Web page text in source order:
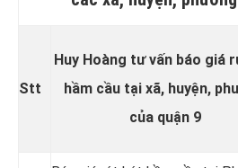
Stt
Huy Hoàng tư vấn báo giá
hầm cầu tại xã, huyện,
của quận 9